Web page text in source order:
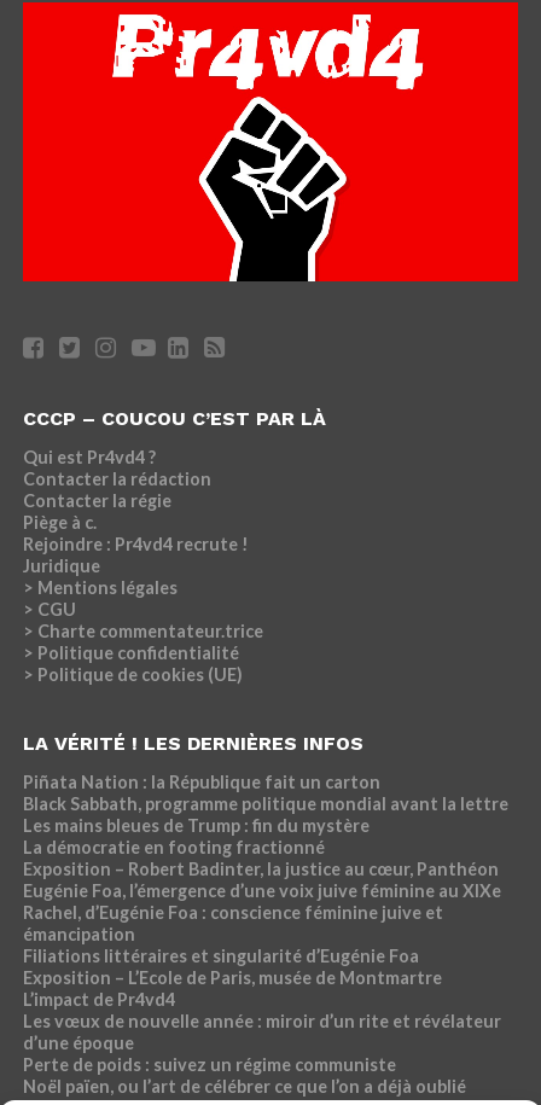
CCCP – COUCOU C’EST PAR LÀ
Qui est Pr4vd4 ?
Contacter la rédaction
Contacter la régie
Piège à c.
Rejoindre : Pr4vd4 recrute !
Juridique
> Mentions légales
> CGU
> Charte commentateur.trice
> Politique confidentialité
> Politique de cookies (UE)
LA VÉRITÉ ! LES DERNIÈRES INFOS
Piñata Nation : la République fait un carton
Black Sabbath, programme politique mondial avant la lettre
Les mains bleues de Trump : fin du mystère
La démocratie en footing fractionné
Exposition – Robert Badinter, la justice au cœur, Panthéon
Eugénie Foa, l’émergence d’une voix juive féminine au XIXe
Rachel, d’Eugénie Foa : conscience féminine juive et
émancipation
Filiations littéraires et singularité d’Eugénie Foa
Exposition – L’Ecole de Paris, musée de Montmartre
L’impact de Pr4vd4
Les vœux de nouvelle année : miroir d’un rite et révélateur
d’une époque
Perte de poids : suivez un régime communiste
Noël païen, ou l’art de célébrer ce que l’on a déjà oublié